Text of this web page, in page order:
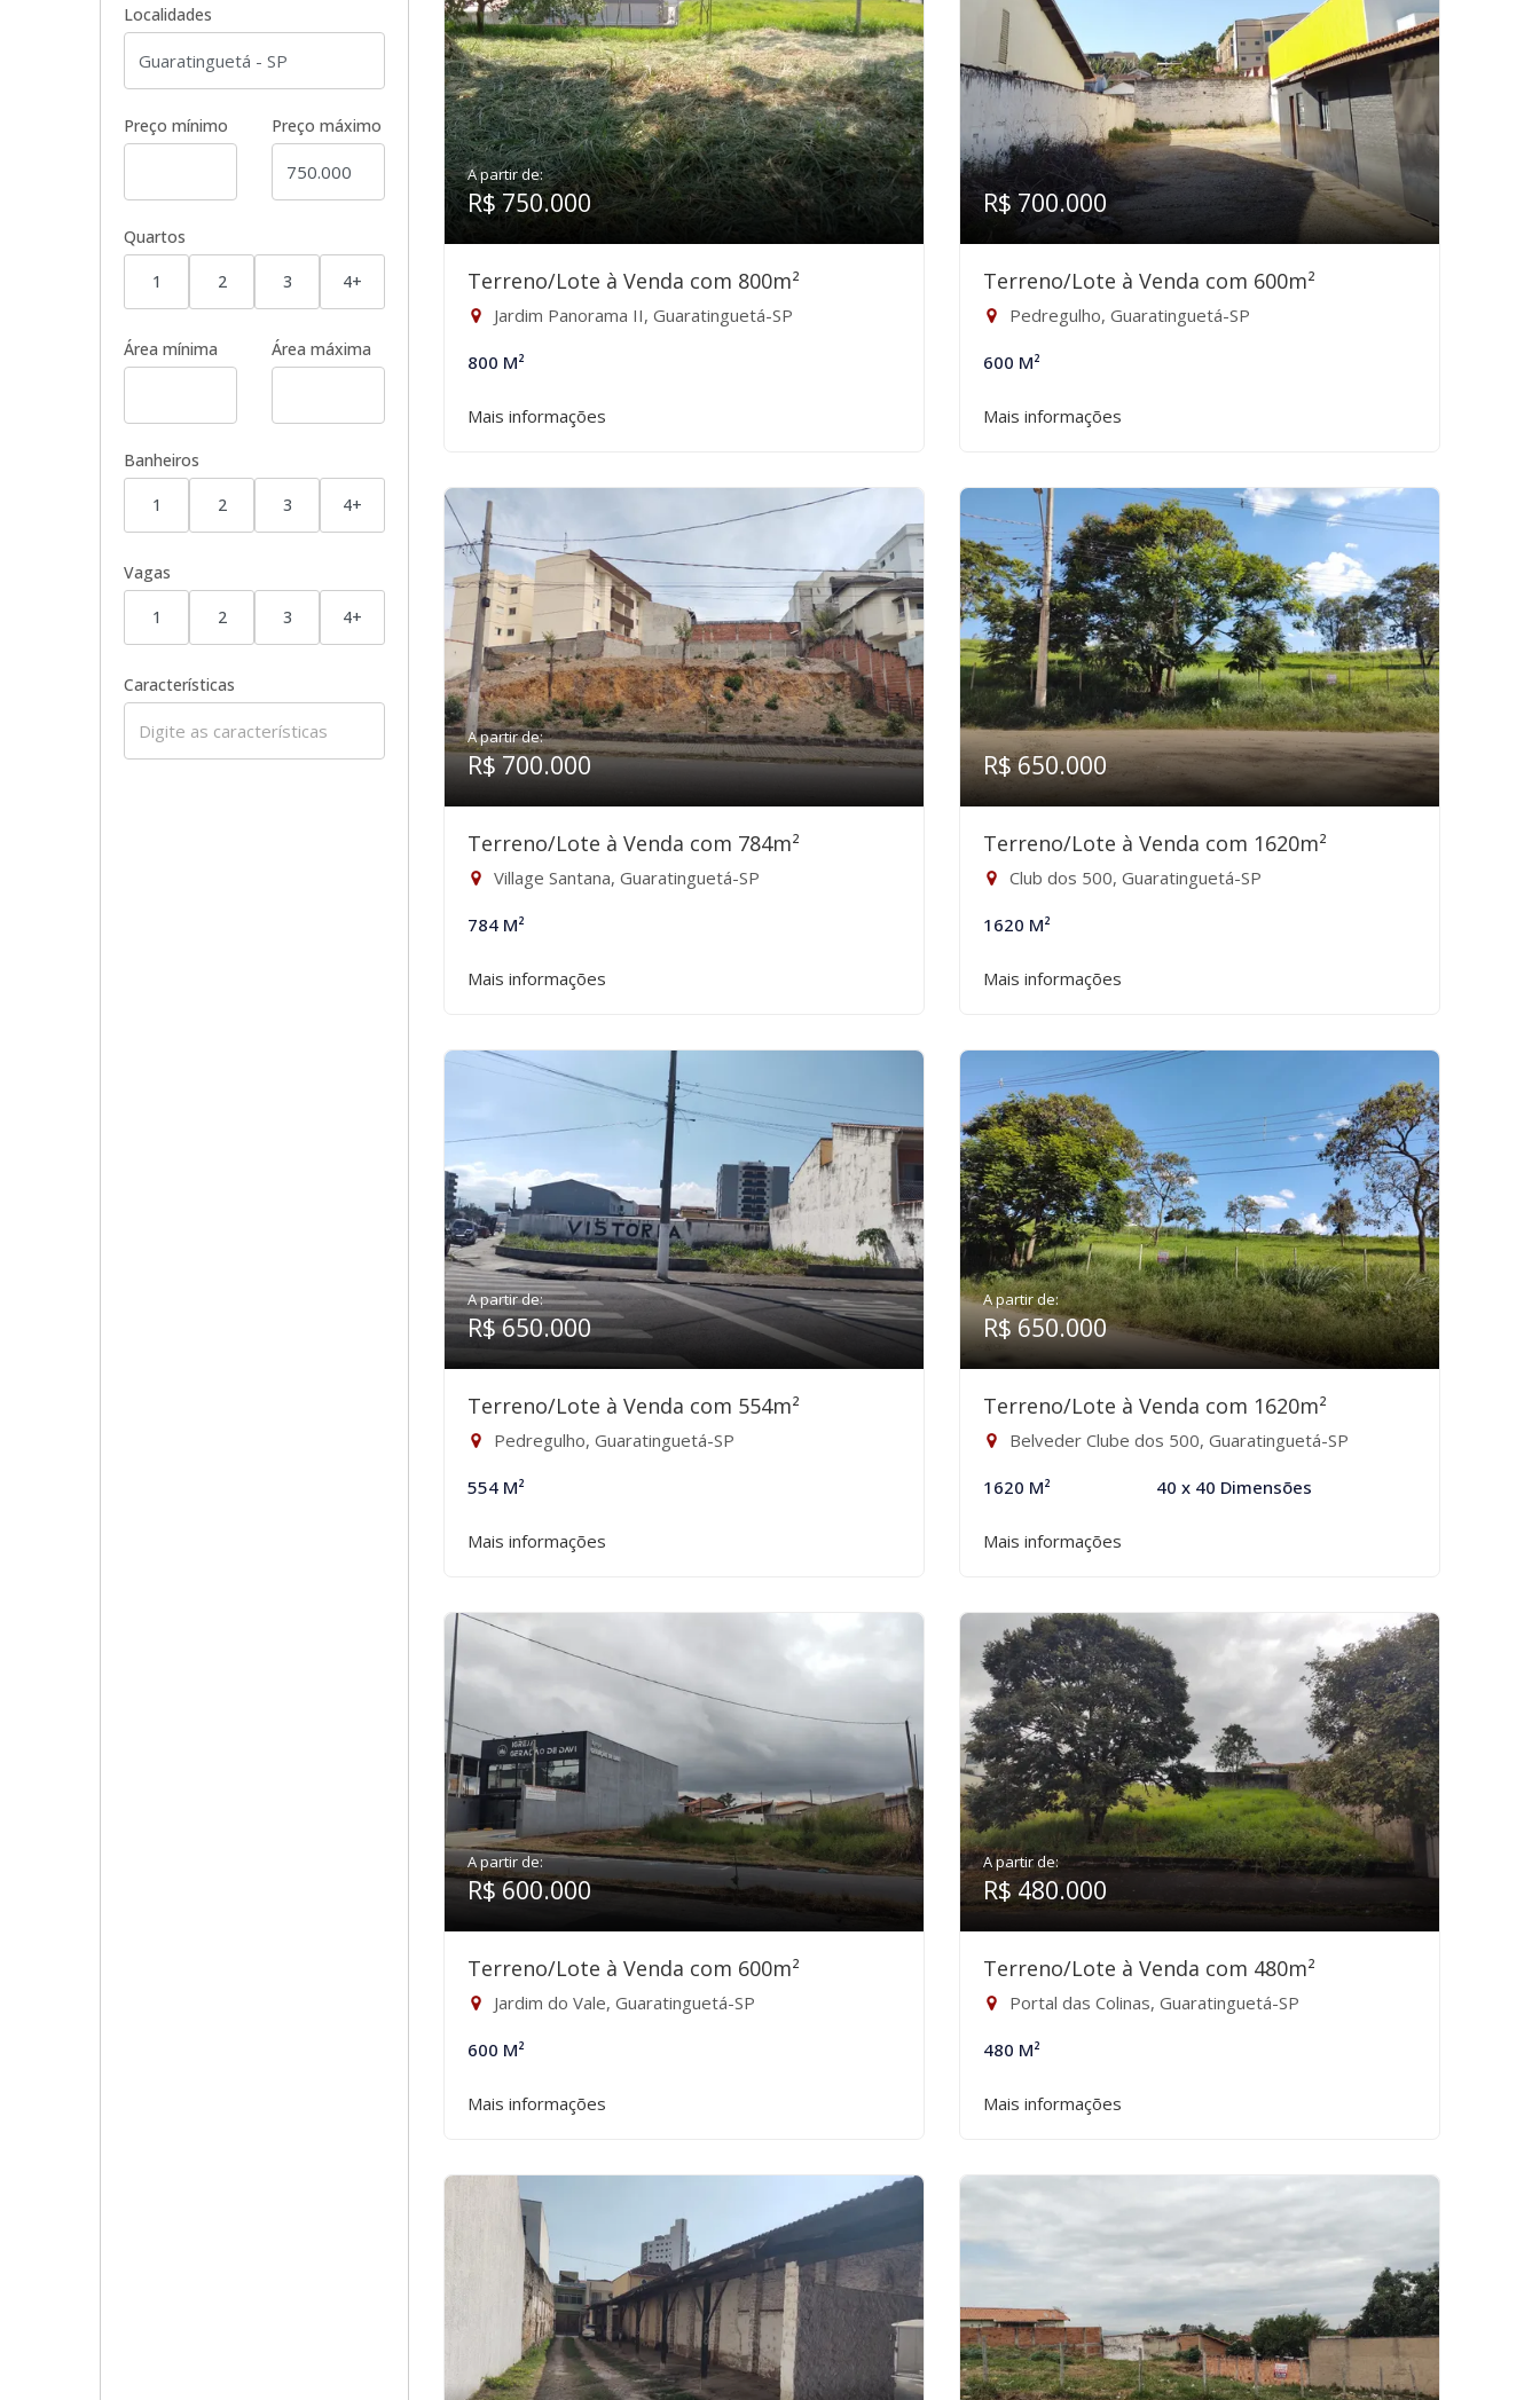
Localidades
Preço mínimo Preço máximo
Quartos
1 2 3 4+
Área mínima Área máxima
Banheiros
1 2 3 4+
Vagas
1 2 3 4+
Características
A partir de:
R$ 750.000
Terreno/Lote à Venda com 800m²
Jardim Panorama II, Guaratinguetá-SP
800 M²
Mais informações
R$ 700.000
Terreno/Lote à Venda com 600m²
Pedregulho, Guaratinguetá-SP
600 M²
Mais informações
A partir de:
R$ 700.000
Terreno/Lote à Venda com 784m²
Village Santana, Guaratinguetá-SP
784 M²
Mais informações
R$ 650.000
Terreno/Lote à Venda com 1620m²
Club dos 500, Guaratinguetá-SP
1620 M²
Mais informações
A partir de:
R$ 650.000
Terreno/Lote à Venda com 554m²
Pedregulho, Guaratinguetá-SP
554 M²
Mais informações
A partir de:
R$ 650.000
Terreno/Lote à Venda com 1620m²
Belveder Clube dos 500, Guaratinguetá-SP
1620 M² 40 x 40 Dimensões
Mais informações
A partir de:
R$ 600.000
Terreno/Lote à Venda com 600m²
Jardim do Vale, Guaratinguetá-SP
600 M²
Mais informações
A partir de:
R$ 480.000
Terreno/Lote à Venda com 480m²
Portal das Colinas, Guaratinguetá-SP
480 M²
Mais informações